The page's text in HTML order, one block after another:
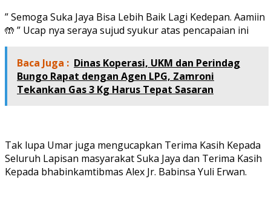
” Semoga Suka Jaya Bisa Lebih Baik Lagi Kedepan. Aamiin
🤲 ” Ucap nya seraya sujud syukur atas pencapaian ini
Baca Juga : Dinas Koperasi, UKM dan Perindag
Bungo Rapat dengan Agen LPG, Zamroni
Tekankan Gas 3 Kg Harus Tepat Sasaran
Tak lupa Umar juga mengucapkan Terima Kasih Kepada
Seluruh Lapisan masyarakat Suka Jaya dan Terima Kasih
Kepada bhabinkamtibmas Alex Jr. Babinsa Yuli Erwan.